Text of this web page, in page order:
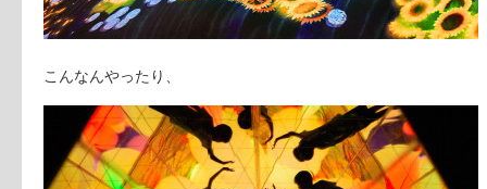
こんなんやったり、